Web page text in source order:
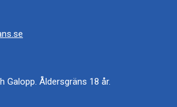
Galopp. Åldersgräns 18 år.